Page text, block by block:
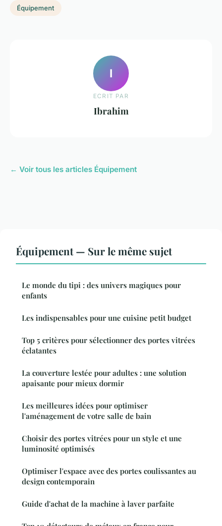
Équipement
I
ECRIT PAR
Ibrahim
← Voir tous les articles Équipement
Équipement — Sur le même sujet
Le monde du tipi : des univers magiques pour
enfants
Les indispensables pour une cuisine petit budget
Top 5 critères pour sélectionner des portes vitrées
éclatantes
La couverture lestée pour adultes : une solution
apaisante pour mieux dormir
Les meilleures idées pour optimiser
l'aménagement de votre salle de bain
Choisir des portes vitrées pour un style et une
luminosité optimisés
Optimiser l'espace avec des portes coulissantes au
design contemporain
Guide d'achat de la machine à laver parfaite